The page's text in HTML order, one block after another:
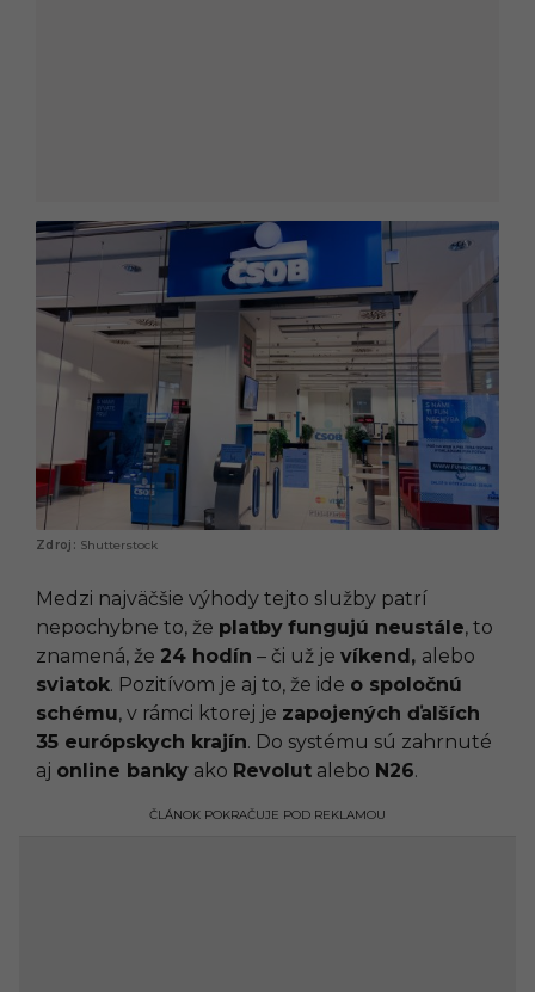
Shutterstock
Medzi najväčšie výhody tejto služby patrí
nepochybne to, že platby fungujú neustále, to
znamená, že 24 hodín – či už je víkend, alebo
sviatok. Pozitívom je aj to, že ide o spoločnú
schému, v rámci ktorej je zapojených ďalších
35 európskych krajín. Do systému sú zahrnuté
aj online banky ako Revolut alebo N26.
ČLÁNOK POKRAČUJE POD REKLAMOU